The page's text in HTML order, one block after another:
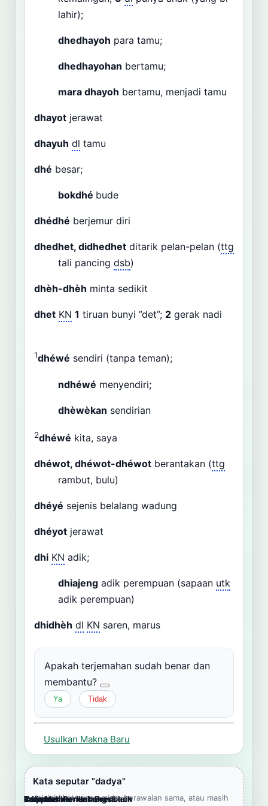
lahir);
dhedhayoh para tamu;
dhedhayohan bertamu;
mara dhayoh bertamu, menjadi tamu
dhayot jerawat
dhayuh dl tamu
dhé besar;
bokdhé bude
dhédhé berjemur diri
dhedhet, didhedhet ditarik pelan-pelan (ttg
tali pancing dsb)
dhèh-dhèh minta sedikit
dhet KN 1 tiruan bunyi ”det”; 2 gerak nadi
1dhéwé sendiri (tanpa teman);
ndhéwé menyendiri;
dhèwèkan sendirian
2dhéwé kita, saya
dhéwot, dhéwot-dhéwot berantakan (ttg
rambut, bulu)
dhéyé sejenis belalang wadung
dhéyot jerawat
dhi KN adik;
dhiajeng adik perempuan (sapaan utk
adik perempuan)
dhidhèh dl KN saren, marus
Apakah terjemahan sudah benar dan
membantu?
Ya Tidak
Usulkan Makna Baru
Cara Memberikan Feedback
Lampiran
Referensi Pendukung
Informasi
Terjemahkan ke bahasa lain
Kata seputar "dadya"
Jelajahi kata yang mirip, berawalan sama, atau masih